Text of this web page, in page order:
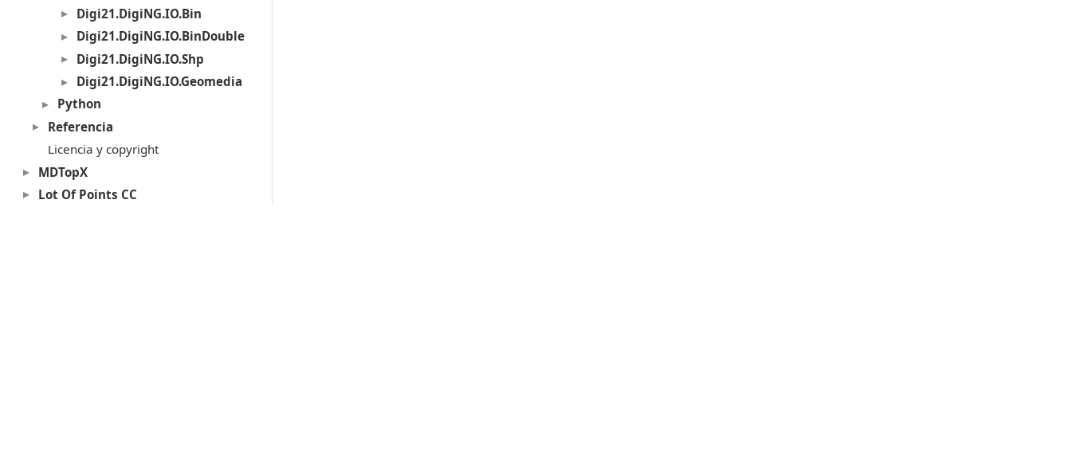
Digi21.DigiNG.IO.Bin
Digi21.DigiNG.IO.BinDouble
Digi21.DigiNG.IO.Shp
Digi21.DigiNG.IO.Geomedia
Python
Referencia
Licencia y copyright
MDTopX
Lot Of Points CC